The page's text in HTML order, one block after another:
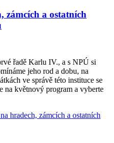
zámcích a ostatních
řadě Karlu IV., a s NPÚ si
jeho rod a dobu, na
ve správě této instituce se
na květnový program a vyberte
hradech, zámcích a ostatních